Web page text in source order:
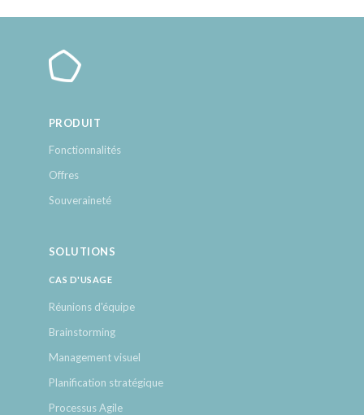
PRODUIT
Fonctionnalités
Offres
Souveraineté
SOLUTIONS
CAS D'USAGE
Réunions d'équipe
Brainstorming
Management visuel
Planification stratégique
Processus Agile